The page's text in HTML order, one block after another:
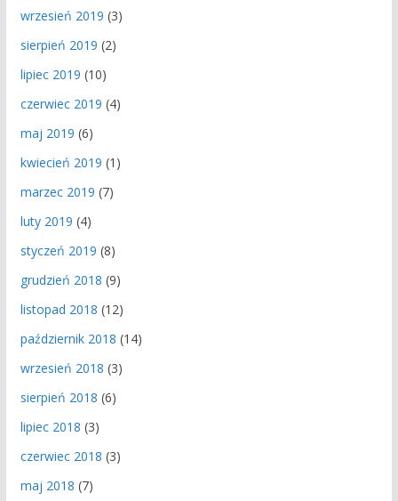
wrzesień 2019 (3)
sierpień 2019 (2)
lipiec 2019 (10)
czerwiec 2019 (4)
maj 2019 (6)
kwiecień 2019 (1)
marzec 2019 (7)
luty 2019 (4)
styczeń 2019 (8)
grudzień 2018 (9)
listopad 2018 (12)
październik 2018 (14)
wrzesień 2018 (3)
sierpień 2018 (6)
lipiec 2018 (3)
czerwiec 2018 (3)
maj 2018 (7)